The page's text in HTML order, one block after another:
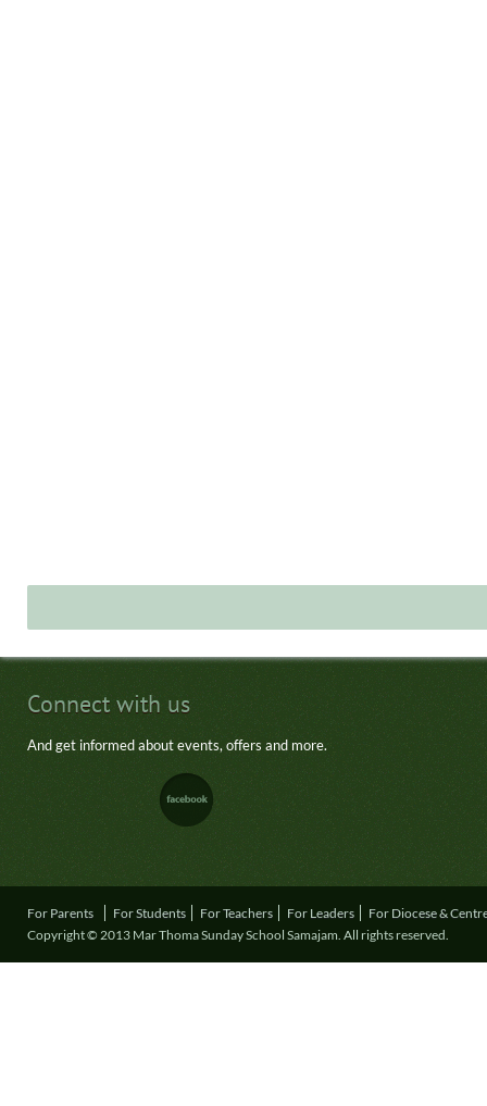
Connect with us
And get informed about events, offers and more.
For Parents For Students For Teachers For Leaders
For Diocese &
Copyright © 2013 Mar Thoma Sunday School Samajam. All rights reserved.